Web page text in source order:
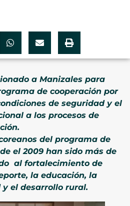
a Manizales para
de cooperación por
de seguridad y el
a los procesos de
del programa de
el 2009 han sido más de
al fortalecimiento de
la educación, la
el desarrollo rural.